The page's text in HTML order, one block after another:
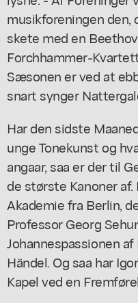
musikforeningen
skete med en
Forchhammer-
Sæsonen er ved at
snart synger
Har den sidste
unge Tonekunst og
angaar, saa er der til
de største Kanoner
Akademie fra Berlin,
Professor Georg
Johannespassionen
Händel. Og saa har
Kapel ved en